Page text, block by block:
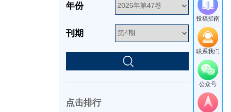
年份
刊期
点击排行
投稿指南
联系我们
公众号